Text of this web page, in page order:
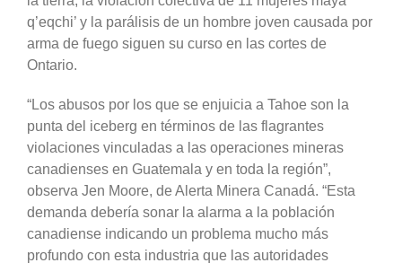
q’eqchi’ y la parálisis de un hombre joven causada por
arma de fuego siguen su curso en las cortes de
Ontario.
“Los abusos por los que se enjuicia a Tahoe son la
punta del iceberg en términos de las flagrantes
violaciones vinculadas a las operaciones mineras
canadienses en Guatemala y en toda la región”,
observa Jen Moore, de Alerta Minera Canadá. “Esta
demanda debería sonar la alarma a la población
canadiense indicando un problema mucho más
profundo con esta industria que las autoridades